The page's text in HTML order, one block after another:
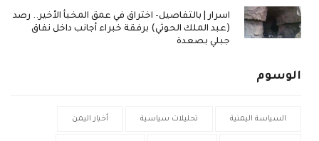
اسرار | بالتفاصيل- اختراق في عمق المخبأ الأخير.. رصد
(عبد الملك الحوثي) برفقة خبراء أجانب داخل نفاق
جبلي بصعدة
الوسوم
السياسة اليمنية تحليلات سياسية أخبار اليمن